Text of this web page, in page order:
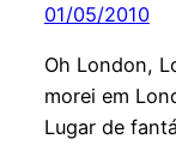
01/05/2010
Oh London,
morei em
Lugar de